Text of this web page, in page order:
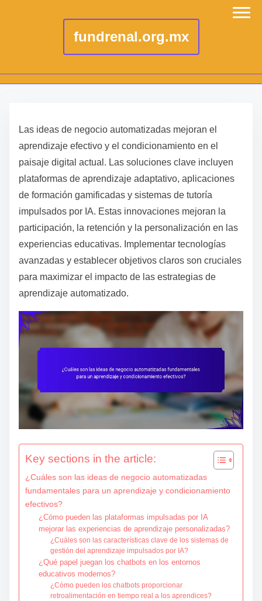
fundrenal.org.mx
Las ideas de negocio automatizadas mejoran el
aprendizaje efectivo y el condicionamiento en el
paisaje digital actual. Las soluciones clave incluyen
plataformas de aprendizaje adaptativo, aplicaciones
de formación gamificadas y sistemas de tutoría
impulsados por IA. Estas innovaciones mejoran la
participación, la retención y la personalización en las
experiencias educativas. Implementar tecnologías
avanzadas y establecer objetivos claros son cruciales
para maximizar el impacto de las estrategias de
aprendizaje automatizado.
Key sections in the article:
¿Cuáles son las ideas de negocio automatizadas
fundamentales para un aprendizaje y condicionamiento
efectivos?
¿Cómo pueden las plataformas impulsadas por IA
mejorar las experiencias de aprendizaje personalizadas?
¿Cuáles son las características clave de los sistemas de
gestión del aprendizaje impulsados por IA?
¿Qué papel juegan los chatbots en los entornos
educativos modernos?
¿Cómo pueden los chatbots proporcionar
retroalimentación en tiempo real a los aprendices?